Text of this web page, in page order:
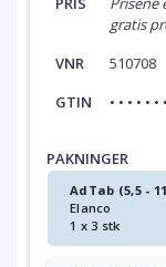
gratis
VNR
510708
GTIN
• • • • •
PAKNINGER
AdTab (5,5 -
Elanco
1 x 3 stk